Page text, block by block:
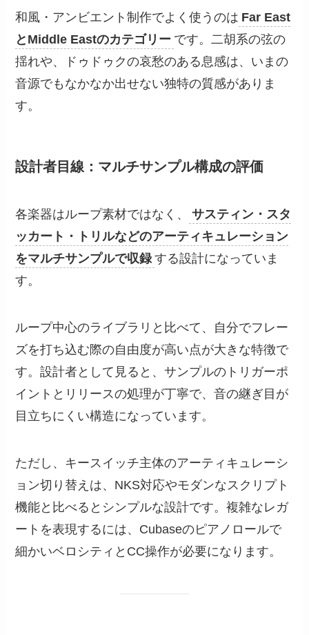
和風・アンビエント制作でよく使うのは Far East
とMiddle Eastのカテゴリー です。二胡系の弦の
揺れや、ドゥドゥクの哀愁のある息感は、いまの
音源でもなかなか出せない独特の質感がありま
す。
設計者目線：マルチサンプル構成の評価
各楽器はループ素材ではなく、
サスティン・スタ
ッカート・トリルなどのアーティキュレーション
をマルチサンプルで収録 する設計になっていま
す。
ループ中心のライブラリと比べて、自分でフレー
ズを打ち込む際の自由度が高い点が大きな特徴で
す。設計者として見ると、サンプルのトリガーポ
イントとリリースの処理が丁寧で、音の継ぎ目が
目立ちにくい構造になっています。
ただし、キースイッチ主体のアーティキュレーシ
ョン切り替えは、NKS対応やモダンなスクリプト
機能と比べるとシンプルな設計です。複雑なレガ
ートを表現するには、Cubaseのピアノロールで
細かいベロシティとCC操作が必要になります。